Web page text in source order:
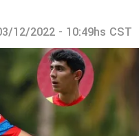
12/2022 - 10:49hs CST